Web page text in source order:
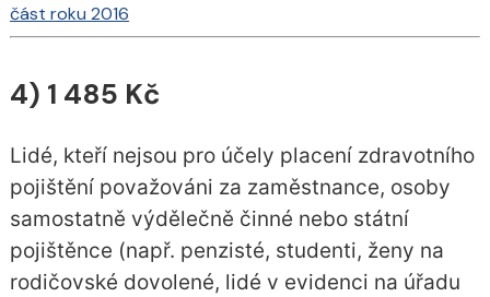
část roku 2016
4) 1 485 Kč
Lidé, kteří nejsou pro účely placení zdravotního
pojištění považováni za zaměstnance, osoby
samostatně výdělečně činné nebo státní
pojištěnce (např. penzisté, studenti, ženy na
rodičovské dovolené, lidé v evidenci na úřadu